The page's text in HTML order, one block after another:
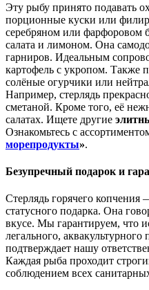
Эту рыбу принято подавать
порционные куски или
серебряном или фарфоровом
салата и лимоном. Она
гарниров. Идеальным
картофель с укропом. Также
солёные огурчики или
Например, стерлядь
сметаной. Кроме того, её
салатах. Ищете другие
Ознакомьтесь с
морепродукты».
Безупречный подарок и
Стерлядь горячего
статусного подарка. Она
вкусе. Мы гарантируем, что
легального,
подтверждает нашу
Каждая рыба проходит
соблюдением всех